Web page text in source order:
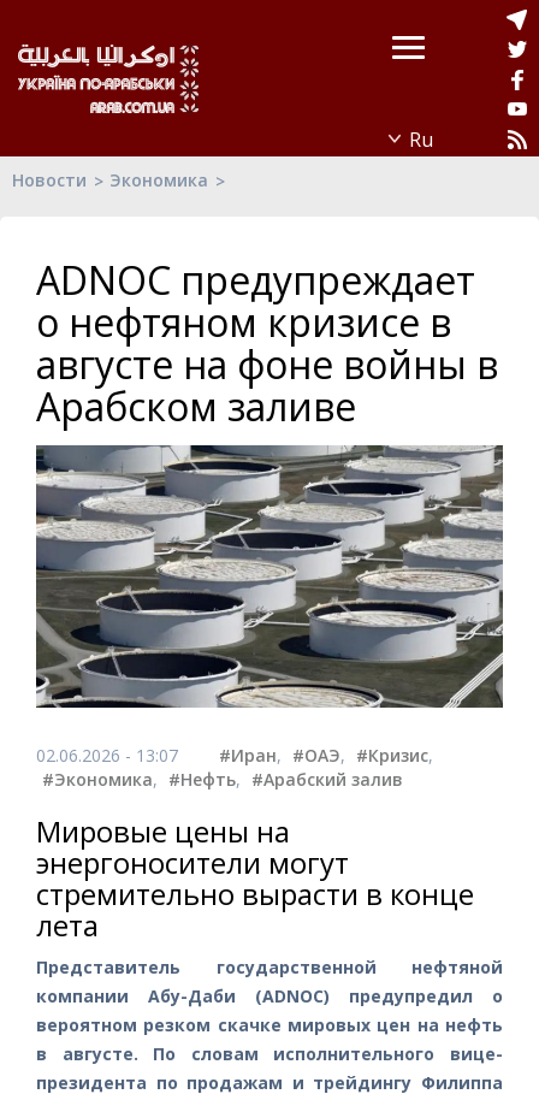
Новости Экономика
ADNOC предупреждает
о нефтяном кризисе в
августе на фоне войны в
Арабском заливе
02.06.2026 - 13:07 #Иран, #ОАЭ, #Кризис,
#Экономика, #Нефть, #Арабский залив
Мировые цены на
энергоносители могут
стремительно вырасти в конце
лета
Представитель государственной нефтяной
компании Абу-Даби (ADNOC) предупредил о
вероятном резком скачке мировых цен на нефть
в августе. По словам исполнительного вице-
президента по продажам и трейдингу Филиппа